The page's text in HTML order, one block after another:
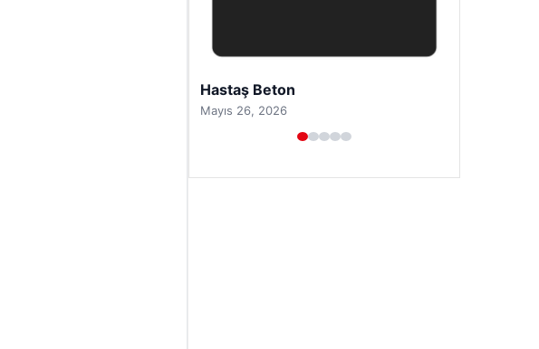
Enes Kaplan Avukatlık Bürosu
Nisan 28, 2026